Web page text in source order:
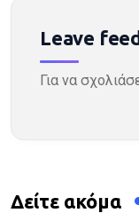
Leave
Για να
Δείτε ακόμα